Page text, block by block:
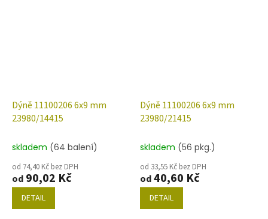
Dýně 11100206 6x9 mm
23980/14415
skladem (64 balení)
od 74,40 Kč bez DPH
od 90,02 Kč
DETAIL
Dýně 11100206 6x9 mm
23980/21415
skladem (56 pkg.)
od 33,55 Kč bez DPH
od40,60 Kč
DETAIL